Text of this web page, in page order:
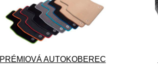
PRÉMIOVÁ AUTOKOBEREC